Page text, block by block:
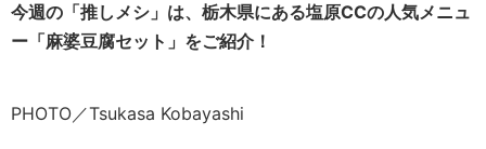
今週の「推しメシ」は、栃木県にある塩原CCの人気メニュ
ー「麻婆豆腐セット」をご紹介！
PHOTO／Tsukasa Kobayashi